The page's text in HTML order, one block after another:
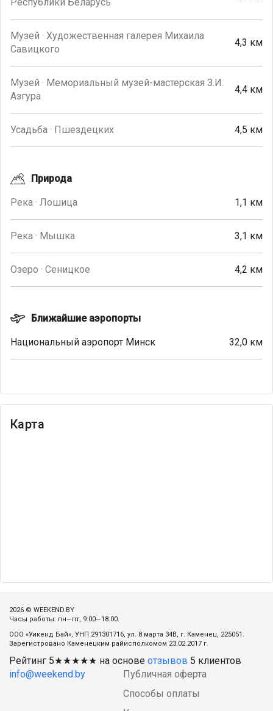
Музей · Художественная галерея Михаила
Савицкого
4,3 км
Музей · Мемориальный музей-мастерская З.И.
Азгура
4,4 км
Усадьба · Пшездецких 4,5 км
Природа
Река · Лошица 1,1 км
Река · Мышка 3,1 км
Озеро · Сеницкое 4,2 км
Ближайшие аэропорты
Национальный аэропорт Минск 32,0 км
Карта
2026 © WEEKEND.BY
Часы работы: пн—пт, 9:00—18:00.
ООО «Уикенд Бай», УНП 291301716, ул. 8 марта 34В, г. Каменец, 225051.
Зарегистровано Каменецким райисполкомом 23.02.2017 г.
Рейтинг 5★★★★★ на основе отзывов 5 клиентов
info@weekend.by
Публичная оферта
Способы оплаты